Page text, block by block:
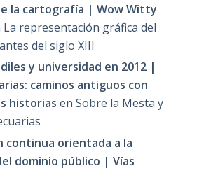
la cartografía | Wow Witty
La representación gráfica del
del siglo XIII
y universidad en 2012 |
caminos antiguos con
historias en Sobre la Mesta y
continua orientada a la
dominio público | Vías